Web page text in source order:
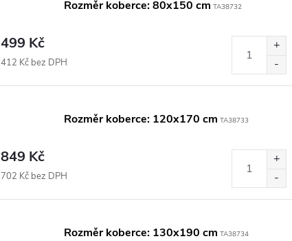
Rozměr koberce: 80x150 cm TA38732
499 Kč
412 Kč bez DPH
Rozměr koberce: 120x170 cm TA38733
849 Kč
702 Kč bez DPH
Rozměr koberce: 130x190 cm TA38734